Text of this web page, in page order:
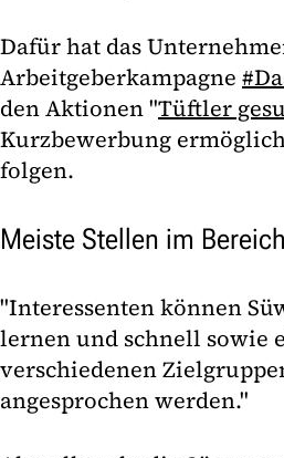
Dafür hat das
Arbeitgeberkampagne
den Aktionen "Tüftler
Kurzbewerbung
folgen.
Meiste Stellen im
"Interessenten können
lernen und schnell sowie
verschiedenen
angesprochen werden."